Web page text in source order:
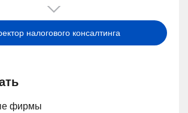
налогового консалтинга
фирмы